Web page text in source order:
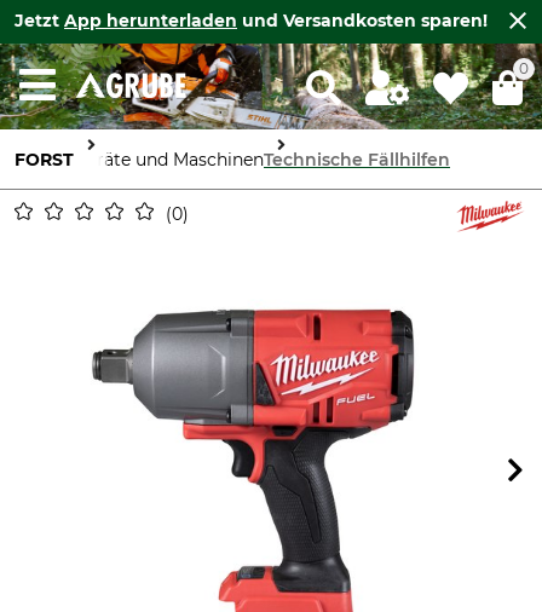
Jetzt App herunterladen und Versandkosten sparen!
0
FORST Geräte und MaschinenTechnische Fällhilfen
0